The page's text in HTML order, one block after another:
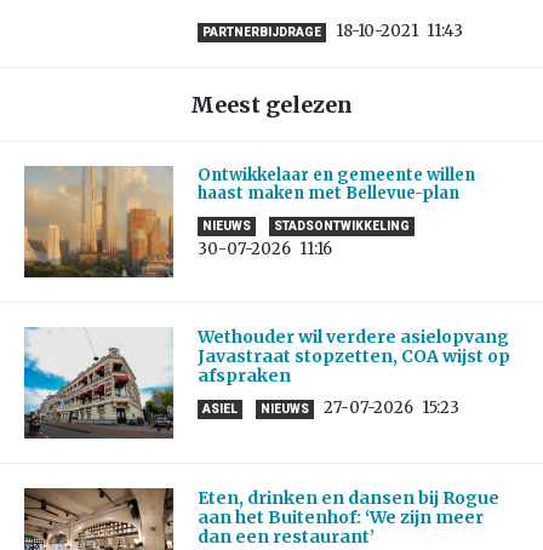
PARTNERBIJDRAGE 18-10-2021 11:43
Meest gelezen
Ontwikkelaar en gemeente willen
haast maken met Bellevue-plan
NIEUWS STADSONTWIKKELING
30-07-2026 11:16
Wethouder wil verdere asielopvang
Javastraat stopzetten, COA wijst op
afspraken
ASIEL NIEUWS 27-07-2026 15:23
Eten, drinken en dansen bij Rogue
aan het Buitenhof: ‘We zijn meer
dan een restaurant’